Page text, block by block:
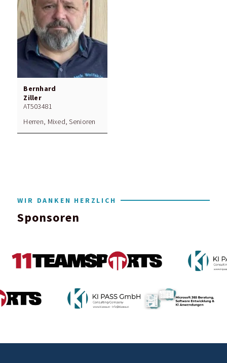
Bernhard
Ziller
AT503481
Herren, Mixed, Senioren
WIR DANKEN HERZLICH
Sponsoren